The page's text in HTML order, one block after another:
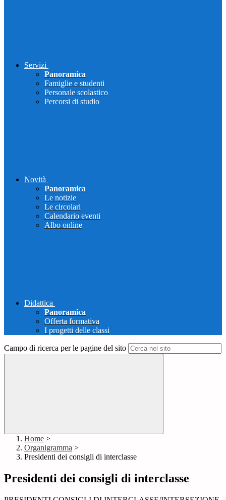
Servizi
Panoramica
Famiglie e studenti
Personale scolastico
Percorsi di studio
Novità
Panoramica
Le notizie
Le circolari
Calendario eventi
Albo online
Didattica
Panoramica
Offerta formativa
I progetti delle classi
Campo di ricerca per le pagine del sito
Home >
Organigramma >
Presidenti dei consigli di interclasse
Presidenti dei consigli di interclasse